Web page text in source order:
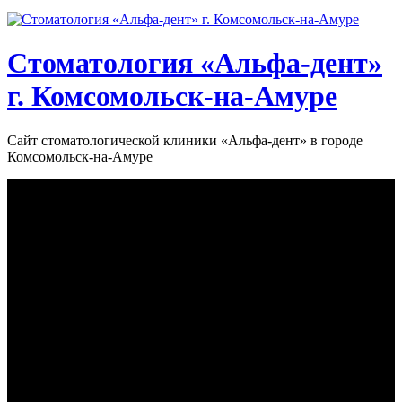
Стоматология «‎Альфа-дент»‎
г. Комсомольск-на-Амуре
Сайт стоматологической клиники «‎Альфа-дент» в городе
Комсомольск-на-Амуре